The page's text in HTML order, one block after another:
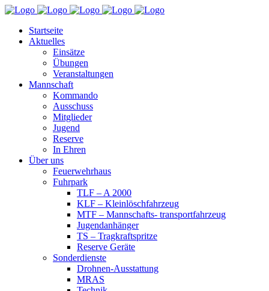
Startseite
Aktuelles
Einsätze
Übungen
Veranstaltungen
Mannschaft
Kommando
Ausschuss
Mitglieder
Jugend
Reserve
In Ehren
Über uns
Feuerwehrhaus
Fuhrpark
TLF – A 2000
KLF – Kleinlöschfahrzeug
MTF – Mannschafts- transportfahrzeug
Jugendanhänger
TS – Tragkraftspritze
Reserve Geräte
Sonderdienste
Drohnen-Ausstattung
MRAS